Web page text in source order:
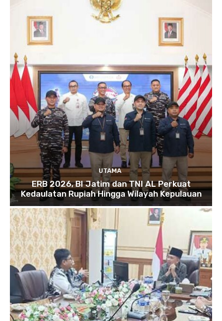
UTAMA
ERB 2026, BI Jatim dan TNI AL Perkuat
Kedaulatan Rupiah Hingga Wilayah Kepulauan